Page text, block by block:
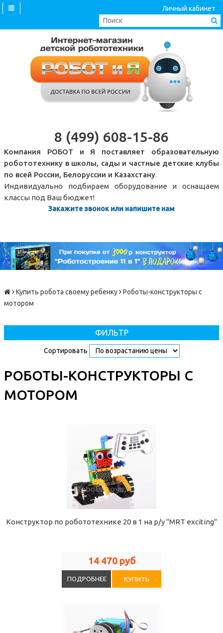
Личный кабинет
8 (499) 608-15-86
Компания РОБОТ и Я поставляет образовательную
робототехнику в школы, сады и частные детские клубы
по всей России, Белоруссии и Казахстану.
Индивидуально подбираем оборудование и оснащаем
классы под Ваш бюджет!
Закажите звонок или напишите нам
Купить робота своему ребенку
Роботы-конструкторы с
мотором
ФИЛЬТР
Сортировать
РОБОТЫ-КОНСТРУКТОРЫ С
МОТОРОМ
Конструктор по робототехнике 20 в 1 на р/у "MRT exciting"
14 470 руб
ПОДРОБНЕЕ КУПИТЬ